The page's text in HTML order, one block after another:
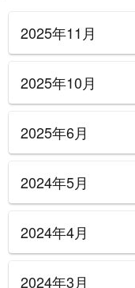
2025年11月
2025年10月
2025年6月
2024年5月
2024年4月
2024年3月